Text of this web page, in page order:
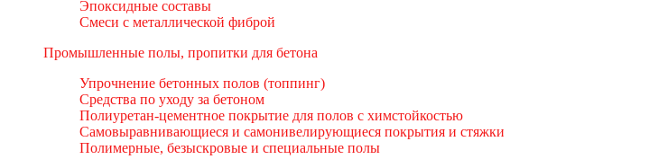
Эпоксидные составы
Смеси с металлической фиброй
Промышленные полы, пропитки для бетона
Упрочнение бетонных полов (топпинг)
Средства по уходу за бетоном
Полиуретан-цементное покрытие для полов с химстойкостью
Самовыравнивающиеся и самонивелирующиеся покрытия и стяжки
Полимерные, безыскровые и специальные полы